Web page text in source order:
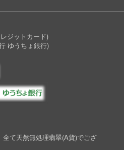
ジットカード)
ゆうちょ銀行)
て天然無処理翡翠(A貨)でござ